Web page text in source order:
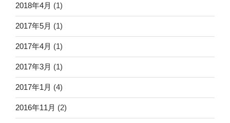
2018年4月 (1)
2017年5月 (1)
2017年4月 (1)
2017年3月 (1)
2017年1月 (4)
2016年11月 (2)